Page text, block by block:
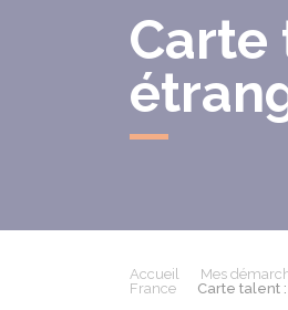
Carte
Accueil Mes
France
Carte talent